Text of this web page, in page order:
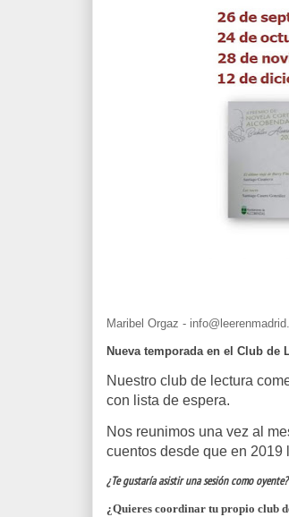
Maribel Orgaz -
Nueva temporada en el Club de
Nuestro club de lectura
con lista de espera.
Nos reunimos una vez al
cuentos desde que en
¿Te gustaría asistir una sesión como oyente?
¿Quieres coordinar tu propio club